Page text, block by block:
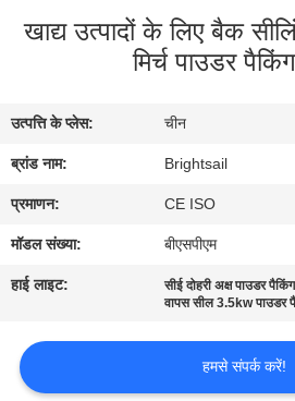
गुणवत्ता
नियंत्रण
संपर्क
समाचार
खाद्य उत्पादों के लिए बैक
मिर्च पाउडर
उत्पत्ति के प्लेस: चीन
ब्रांड नाम: Brightsail
प्रमाणन: CE ISO
मॉडल संख्या: बीएसपीएम
हाई लाइट: सीई दोहरी अक्ष पाउडर
वापस सील 3.5kw पाउडर
हमसे संपर्क करें!